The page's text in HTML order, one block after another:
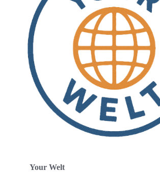
Your Welt